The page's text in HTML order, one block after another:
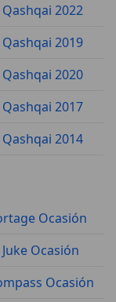
2022
2019
2020
2017
2014
Ocasión
Ocasión
Ocasión